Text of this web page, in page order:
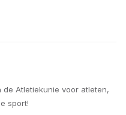
Atletiekunie voor atleten,
sport!